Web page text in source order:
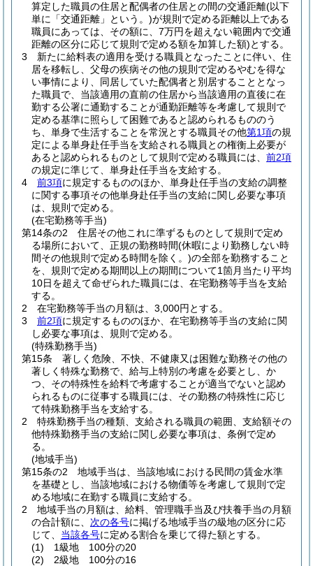
算定した職員の住居と配偶者の住居との間の交通距離(以下
単に「交通距離」という。)が規則で定める距離以上である
職員にあっては、その額に、7万円を超えない範囲内で交通
距離の区分に応じて規則で定める額を加算した額)とする。
3
新たに給料表の適用を受ける職員となったことに伴い、住
居を移転し、父母の疾病その他の規則で定めるやむを得な
い事情により、同居していた配偶者と別居することとなっ
た職員で、当該適用の直前の住居から当該適用の直後に在
勤する公署に通勤することが通勤距離等を考慮して規則で
定める基準に照らして困難であると認められるもののう
ち、単身で生活することを常況とする職員その他第1項の規
定による単身赴任手当を支給される職員との権衡上必要が
あると認められるものとして規則で定める職員には、 前2項
の規定に準じて、単身赴任手当を支給する。
4
前3項に規定するもののほか、単身赴任手当の支給の調整
に関する事項その他単身赴任手当の支給に関し必要な事項
は、規則で定める。
(在宅勤務等手当)
第14条の2
住居その他これに準ずるものとして規則で定め
る場所において、正規の勤務時間(休暇により勤務しない時
間その他規則で定める時間を除く。)の全部を勤務すること
を、規則で定める期間以上の期間について1箇月当たり平均
10日を超えて命ぜられた職員には、在宅勤務等手当を支給
する。
2
在宅勤務等手当の月額は、3,000円とする。
3
前2項に規定するもののほか、在宅勤務等手当の支給に関
し必要な事項は、規則で定める。
(特殊勤務手当)
第15条
著しく危険、不快、不健康又は困難な勤務その他の
著しく特殊な勤務で、給与上特別の考慮を必要とし、か
つ、その特殊性を給料で考慮することが適当でないと認め
られるものに従事する職員には、その勤務の特殊性に応じ
て特殊勤務手当を支給する。
2
特殊勤務手当の種類、支給される職員の範囲、支給額その
他特殊勤務手当の支給に関し必要な事項は、条例で定め
る。
(地域手当)
第15条の2
地域手当は、当該地域における民間の賃金水準
を基礎とし、当該地域における物価等を考慮して規則で定
める地域に在勤する職員に支給する。
2
地域手当の月額は、給料、管理職手当及び扶養手当の月額
の合計額に、 次の各号に掲げる地域手当の級地の区分に応
じて、 当該各号に定める割合を乗じて得た額とする。
(1)
1級地 100分の20
(2)
2級地 100分の16